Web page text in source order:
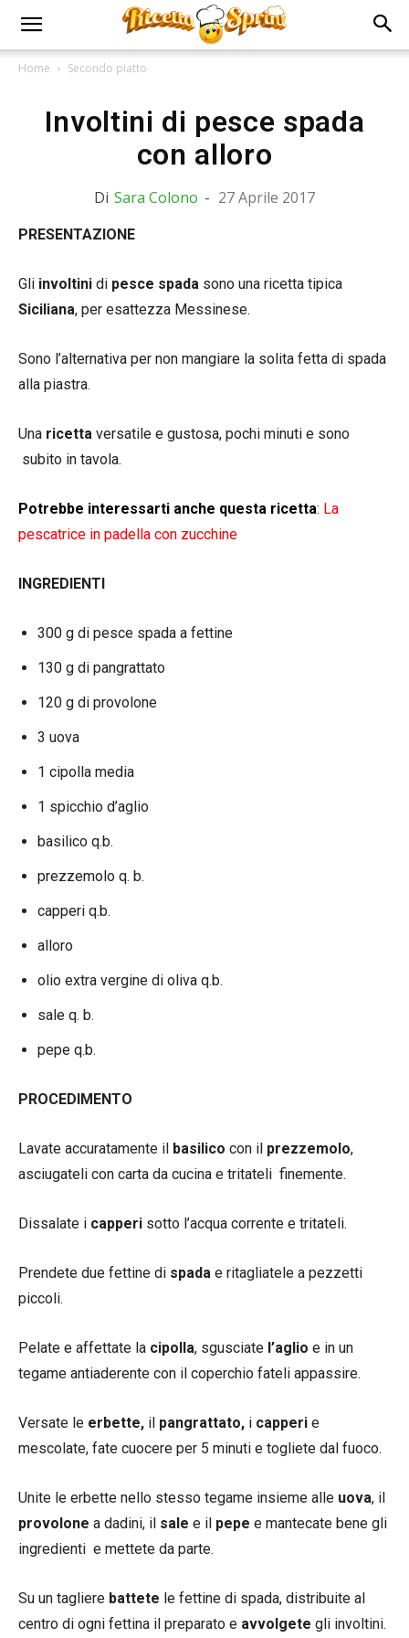
Home Secondo piatto
Involtini di pesce spada
con alloro
Di Sara Colono - 27 Aprile 2017
PRESENTAZIONE
Gli involtini di pesce spada sono una ricetta tipica
Siciliana, per esattezza Messinese.
Sono l’alternativa per non mangiare la solita fetta di spada
alla piastra.
Una ricetta versatile e gustosa, pochi minuti e sono
subito in tavola.
Potrebbe interessarti anche questa ricetta: La
pescatrice in padella con zucchine
INGREDIENTI
300 g di pesce spada a fettine
130 g di pangrattato
120 g di provolone
3 uova
1 cipolla media
1 spicchio d’aglio
basilico q.b.
prezzemolo q. b.
capperi q.b.
alloro
olio extra vergine di oliva q.b.
sale q. b.
pepe q.b.
PROCEDIMENTO
Lavate accuratamente il basilico con il prezzemolo,
asciugateli con carta da cucina e tritateli finemente.
Dissalate i capperi sotto l’acqua corrente e tritateli.
Prendete due fettine di spada e ritagliatele a pezzetti
piccoli.
Pelate e affettate la cipolla, sgusciate l’aglio e in un
tegame antiaderente con il coperchio fateli appassire.
Versate le erbette, il pangrattato, i capperi e
mescolate, fate cuocere per 5 minuti e togliete dal fuoco.
Unite le erbette nello stesso tegame insieme alle uova, il
provolone a dadini, il sale e il pepe e mantecate bene gli
ingredienti e mettete da parte.
Su un tagliere battete le fettine di spada, distribuite al
centro di ogni fettina il preparato e avvolgete gli involtini.